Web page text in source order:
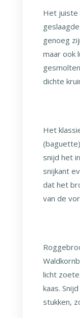
Het juiste
genoeg
maar ook
dichte
Het
snijd het
snijkant
dat het
van de
licht
kaas.
stukken,